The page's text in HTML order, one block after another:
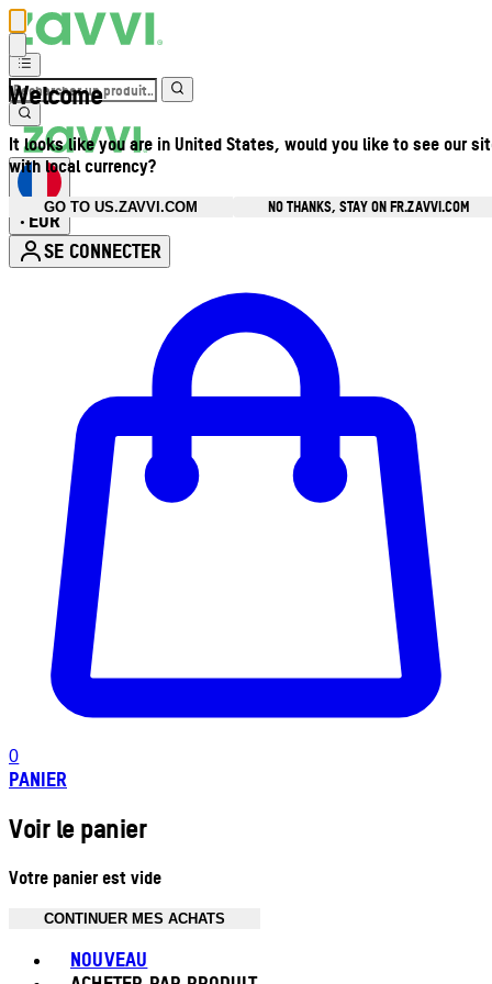
Welcome
It looks like you are in United States, would you like to see our
with local currency?
GO TO US.ZAVVI.COM
NO THANKS, STAY ON FR.ZAVVI.COM
• EUR
SE CONNECTER
0
PANIER
Voir le panier
Votre panier est vide
CONTINUER MES ACHATS
NOUVEAU